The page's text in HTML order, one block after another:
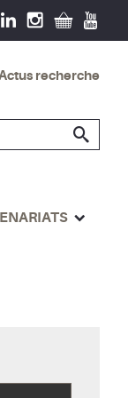
recherche